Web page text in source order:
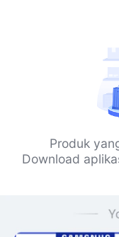
Produk
Download